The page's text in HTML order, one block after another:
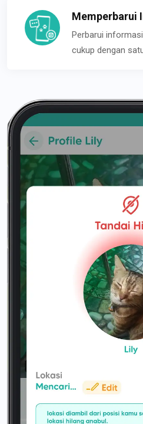
Memperbarui
Perbarui
cukup dengan